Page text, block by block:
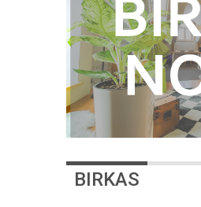
BIRKAS